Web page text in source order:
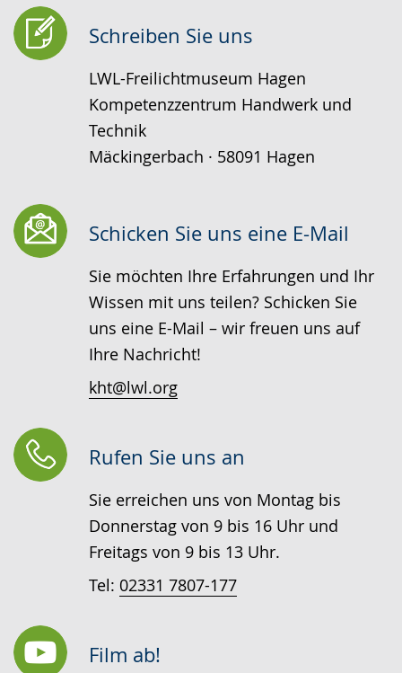
Schreiben Sie uns
LWL-Freilichtmuseum Hagen
Kompetenzzentrum Handwerk und
Technik
Mäckingerbach · 58091 Hagen
Schicken Sie uns eine E-Mail
Sie möchten Ihre Erfahrungen und Ihr
Wissen mit uns teilen? Schicken Sie
uns eine E-Mail – wir freuen uns auf
Ihre Nachricht!
kht@lwl.org
Rufen Sie uns an
Sie erreichen uns von Montag bis
Donnerstag von 9 bis 16 Uhr und
Freitags von 9 bis 13 Uhr.
Tel: 02331 7807-177
Film ab!